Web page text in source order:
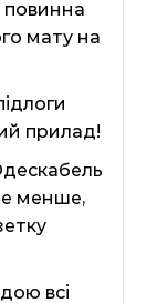
повинна
мату на
прилад!
менше,
всі